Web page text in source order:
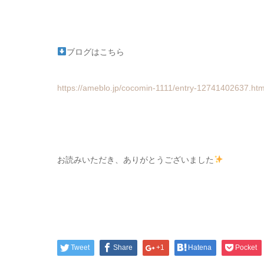
ブログはこちら
https://ameblo.jp/cocomin-1111/entry-
お読みいただき、ありがとうございました
Tweet Share +1 Hatena Pocket